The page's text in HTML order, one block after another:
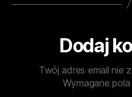
Dodaj
Twój adres email nie
Wymagane